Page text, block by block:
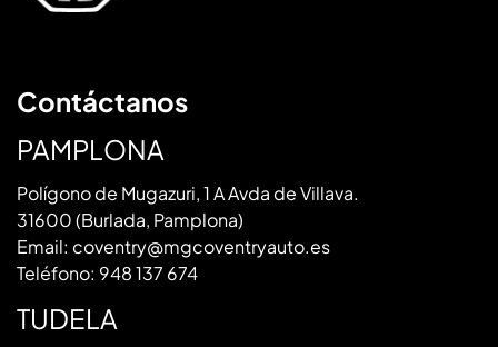
Contáctanos
PAMPLONA
Polígono de Mugazuri, 1 A Avda de Villava.
31600 (Burlada, Pamplona)
Email: coventry@mgcoventryauto.es
Teléfono: 948 137 674
TUDELA